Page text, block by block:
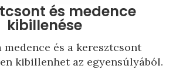
és medence
kibillenése
medence és a keresztcsont
kibillenhet az egyensúlyából.